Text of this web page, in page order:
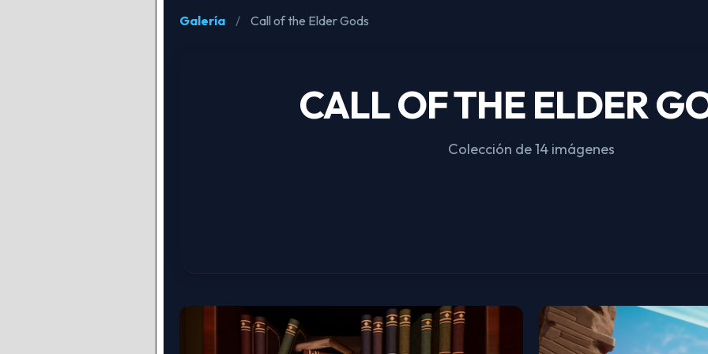
Galería / Call of the Elder Gods
CALL OF THE ELDER
Colección de 14 imágenes